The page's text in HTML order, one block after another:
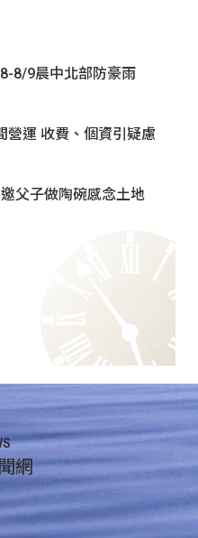
8/9晨中北部防豪雨
營運 收費、個資引疑慮
父子做陶碗感念土地
網